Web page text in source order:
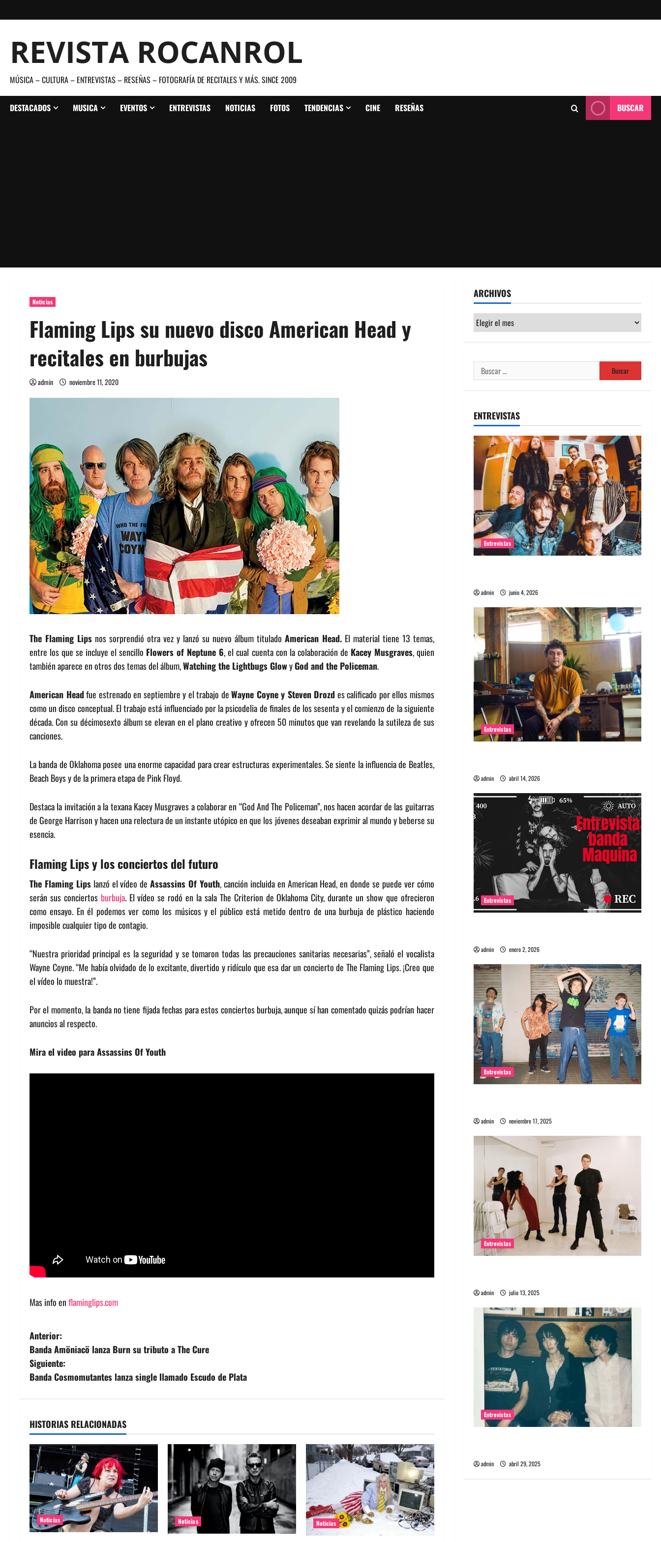
al
REVISTA ROCANROL
MÚSICA – CULTURA – ENTREVISTAS – RESEÑAS – FOTOGRAFÍA DE RECITALES Y MÁS. SINCE 2009
DESTACADOS MUSICA EVENTOS ENTREVISTAS NOTICIAS FOTOS TENDENCIAS CINE RESEÑAS BUSCAR
Noticias
Flaming Lips su nuevo disco American Head y
recitales en burbujas
admin noviembre 11, 2020
The Flaming Lipsnos sorprendió otra vez y lanzó su nuevo álbum titulado American Head.El material tiene 13 temas,
entre los que se incluye el sencillo Flowers of Neptune 6, el cual cuenta con la colaboración de Kacey Musgraves, quien
también aparece en otros dos temas del álbum,Watching the Lightbugs GlowyGod and the Policeman.
American Headfue estrenado en septiembre y el trabajo deWayne Coyne y Steven Drozdes calificado por ellos mismos
como un disco conceptual. El trabajo está influenciado por la psicodelia de finales de los sesenta y el comienzo de la siguiente
década. Con su décimosexto álbum se elevan en el plano creativo y ofrecen 50 minutos que van revelando la sutileza de sus
canciones.
La banda de Oklahoma posee una enorme capacidad para crear estructuras experimentales. Se siente la influencia de Beatles,
Beach Boys y de la primera etapa de Pink Floyd.
Destaca la invitación a la texana Kacey Musgraves a colaborar en “God And The Policeman”, nos hacen acordar de las guitarras
de George Harrison y hacen una relectura de un instante utópico en que los jóvenes deseaban exprimir al mundo y beberse su
esencia.
Flaming Lips y los conciertos del futuro
The Flaming Lipslanzó el vídeo deAssassins Of Youth, canción incluida en American Head, en donde se puede ver cómo
serán sus conciertos burbuja. El vídeo se rodó en la sala The Criterion de Oklahoma City, durante un show que ofrecieron
como ensayo. En él podemos ver como los músicos y el público está metido dentro de una burbuja de plástico haciendo
imposible cualquier tipo de contagio.
“Nuestra prioridad principal es la seguridad y se tomaron todas las precauciones sanitarias necesarias”, señaló el vocalista
Wayne Coyne. “Me había olvidado de lo excitante, divertido y ridículo que esa dar un concierto de The Flaming Lips. ¡Creo que
el vídeo lo muestra!”.
Por el momento, la banda no tiene fijada fechas para estos conciertos burbuja, aunque sí han comentado quizás podrían hacer
anuncios al respecto.
Mira el video para Assassins Of Youth
Mas info enflaminglips.com
N
a
v
g
a
c
i
ó
n
Anterior:
Banda Amöniacö lanza Burn su tributo a The Cure
Siguiente:
Banda Cosmomutantes lanza single llamado Escudo de Plata
HISTORIAS RELACIONADAS
Noticias Noticias Noticias
ARCHIVOS
Archivos
Buscar:
ENTREVISTAS
Entrevistas
admin junio 4, 2026
Entrevistas
admin abril 14, 2026
Entrevistas
admin enero 2, 2026
Entrevistas
admin noviembre 17, 2025
Entrevistas
admin julio 13, 2025
Entrevistas
admin abril 29, 2025